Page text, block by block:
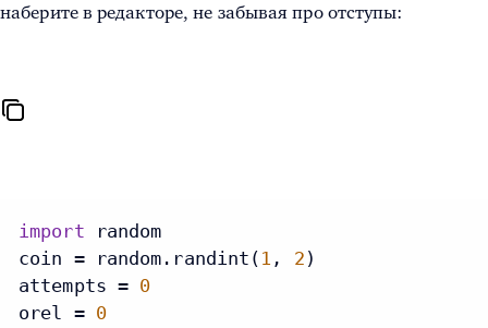
наберите в редакторе, не забывая про отступы:
import random
coin = random.randint( 1 , 2 )
attempts = 0
orel = 0